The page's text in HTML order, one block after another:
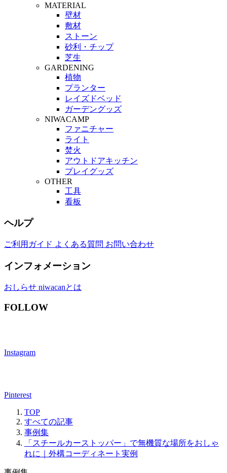
MATERIAL
壁材
敷材
ストーン
砂利・チップ
芝生
GARDENING
植物
プランター
レイズドベッド
ガーデングッズ
NIWACAMP
ファニチャー
ライト
焚火
アウトドアキッチン
プレイグッズ
OTHER
工具
看板
ヘルプ
ご利用ガイド よくある質問 お問い合わせ
インフォメーション
おしらせ niwacanとは
FOLLOW
Instagram
Pinterest
TOP
すべての記事
事例集
「スチールカーストッパー」で無機質な場所をおしゃ
れに｜外構コーディネート実例